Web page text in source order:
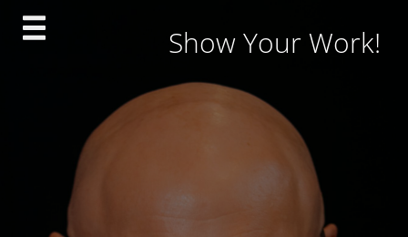
Skip
Show Your Work!